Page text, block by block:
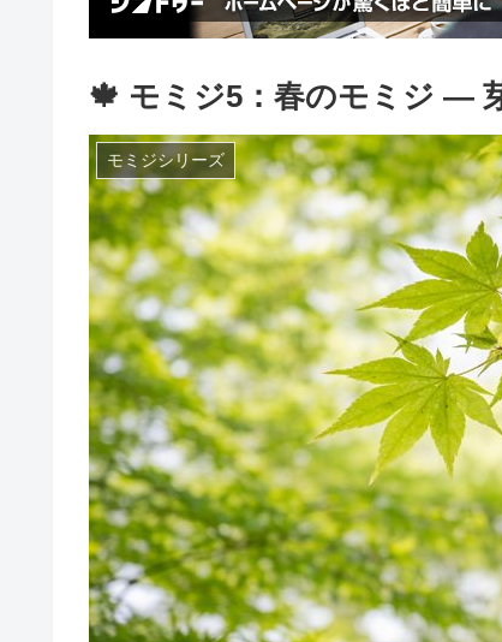
🍁 モミジ5：春のモミジ ―
モミジシリーズ